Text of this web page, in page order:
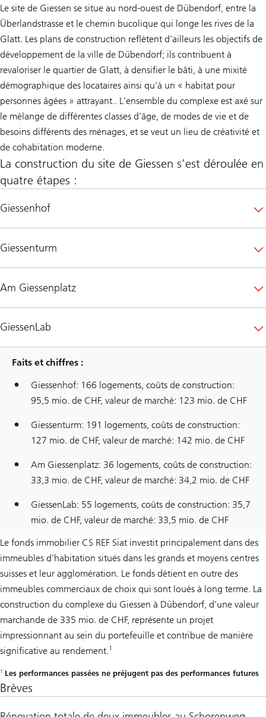
Le site de Giessen se situe au nord-ouest de Dübendorf, entre la
Überlandstrasse et le chemin bucolique qui longe les rives de la
Glatt. Les plans de construction reflètent d’ailleurs les objectifs de
développement de la ville de Dübendorf; ils contribuent à
revaloriser le quartier de Glatt, à densifier le bâti, à une mixité
démographique des locataires ainsi qu'à un « habitat pour
personnes âgées » attrayant.. L’ensemble du complexe est axé sur
le mélange de différentes classes d’âge, de modes de vie et de
besoins différents des ménages, et se veut un lieu de créativité et
de cohabitation moderne.
La construction du site de Giessen s’est déroulée en
quatre étapes :
Giessenhof
Giessenturm
Am Giessenplatz
GiessenLab
Faits et chiffres :
Giessenhof: 166 logements, coûts de construction:
95,5 mio. de CHF, valeur de marché: 123 mio. de CHF
Giessenturm: 191 logements, coûts de construction:
127 mio. de CHF, valeur de marché: 142 mio. de CHF
Am Giessenplatz: 36 logements, coûts de construction:
33,3 mio. de CHF, valeur de marché: 34,2 mio. de CHF
GiessenLab: 55 logements, coûts de construction: 35,7
mio. de CHF, valeur de marché: 33,5 mio. de CHF
Le fonds immobilier CS REF Siat investit principalement dans des
immeubles d’habitation situés dans les grands et moyens centres
suisses et leur agglomération. Le fonds détient en outre des
immeubles commerciaux de choix qui sont loués à long terme. La
construction du complexe du Giessen à Dübendorf, d’une valeur
marchande de 335 mio. de CHF, représente un projet
impressionnant au sein du portefeuille et contribue de manière
significative au rendement.1
1 Les performances passées ne préjugent pas des performances futures
Brèves